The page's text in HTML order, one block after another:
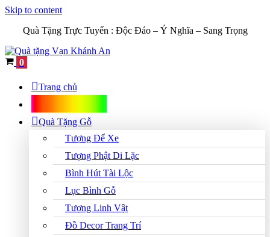
Skip to content
Quà Tặng Trực Tuyến : Độc Đáo – Ý Nghĩa – Sang Trọng
Cart
0
Trang chủ
Quà Tặng Gỗ
Tượng Để Xe
Tượng Phật Di Lặc
Bình Hút Tài Lộc
Lục Bình Gỗ
Tượng Linh Vật
Đồ Decor Trang Trí